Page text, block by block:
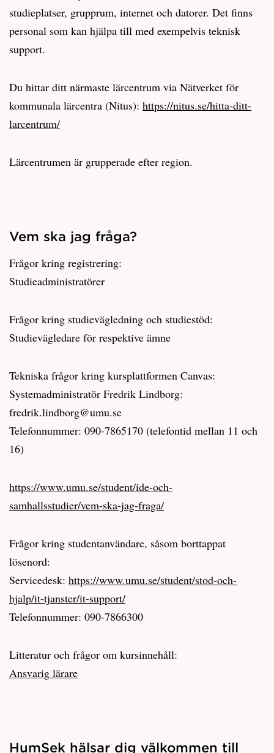
studieplatser, grupprum, internet och datorer. Det finns
personal som kan hjälpa till med exempelvis teknisk
support.
Du hittar ditt närmaste lärcentrum via Nätverket för
kommunala lärcentra (Nitus): https://nitus.se/hitta-ditt-
larcentrum/
Lärcentrumen är grupperade efter region.
Vem ska jag fråga?
Frågor kring registrering:
Studieadministratörer
Frågor kring studievägledning och studiestöd:
Studievägledare för respektive ämne
Tekniska frågor kring kursplattformen Canvas:
Systemadministratör Fredrik Lindborg:
fredrik.lindborg@umu.se
Telefonnummer: 090-7865170 (telefontid mellan 11 och
16)
https://www.umu.se/student/ide-och-
samhallsstudier/vem-ska-jag-fraga/
Frågor kring studentanvändare, såsom borttappat
lösenord:
Servicedesk: https://www.umu.se/student/stod-och-
hjalp/it-tjanster/it-support/
Telefonnummer: 090-7866300
Litteratur och frågor om kursinnehåll:
Ansvarig lärare
HumSek hälsar dig välkommen till